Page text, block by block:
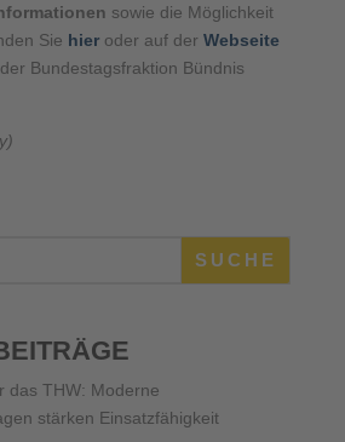
sowie die Möglichkeit
Sie hier oder auf der Webseite
Bundestagsfraktion Bündnis
SUCHE
das THW: Moderne
stärken Einsatzfähigkeit